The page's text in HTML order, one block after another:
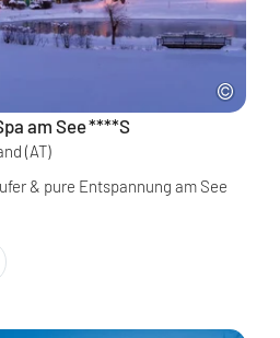
am See****S
(AT)
& pure Entspannung am See